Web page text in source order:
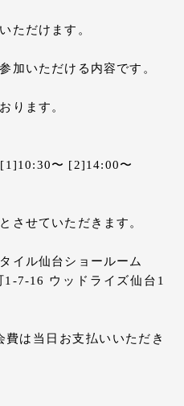
ただけます。
加いただける内容です。
ります。
〜 [2]14:00〜
させていただきます。
イル仙台ショールーム
7-16 ウッドライズ仙台1
は当日お支払いいただき